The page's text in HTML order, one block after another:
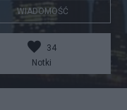
WIADOMOŚĆ
34
Notki